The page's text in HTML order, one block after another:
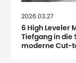
2026.03.27
6 High Leveler
Tiefgang in
moderne Cut-